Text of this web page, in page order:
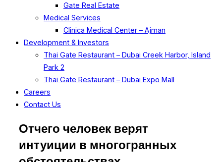
Gate Real Estate
Medical Services
Clinica Medical Center – Ajman
Development & Investors
Thai Gate Restaurant – Dubai Creek Harbor, Island
Park 2
Thai Gate Restaurant – Dubai Expo Mall
Careers
Contact Us
Отчего человек верят
интуиции в многогранных